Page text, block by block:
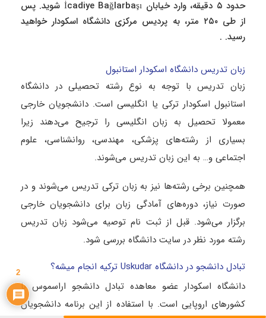
حدود ۵ دقیقه، وارد خیابان İcadiye Bağlarbaşı شوید. پس
از طی ۲۵۰ متر، به پردیس مرکزی دانشگاه اسکودار خواهید
رسید. .
زبان تدریس دانشگاه اسکودار استانبول
زبان تدریس با توجه به نوع رشته تحصیلی در دانشگاه
استانبول اسکودار ترکی یا انگلیسی است. دانشجویان خارجی
معمولا تحصیل به زبان انگلیسی را ترجیح می‌دهند زیرا
بسیاری از رشته‌های پزشکی، مهندسی، روانشناسی، علوم
اجتماعی و… به این زبان تدریس می‌شوند.
همچنین برخی رشته‌ها نیز به زبان ترکی تدریس می‌شوند و در
صورت نیاز، دوره‌های آمادگی زبان برای دانشجویان خارجی
برگزار می‌شود. قبل از ثبت نام توصیه می‌شود زبان تدریس
رشته مورد نظر در سایت دانشگاه بررسی شود.
تبادل دانشجو در دانشگاه Uskudar ترکیه انجام میشه؟
دانشگاه اسکودار عضو معاهده تبادل دانشجو اراسموس با
کشورهای اروپایی است. با استفاده از این برنامه دانشجویان
2